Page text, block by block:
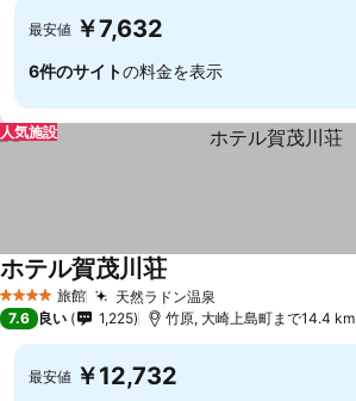
最安値 ￥7,632
6件のサイトの料金を表示
人気施設
4 ホテルのランク
旅館 天然ラドン温泉料金を表示
ホテル賀茂川荘
7.6 良い 1,225 竹原, 大崎上島町まで14.4 km
最安値 ￥12,732